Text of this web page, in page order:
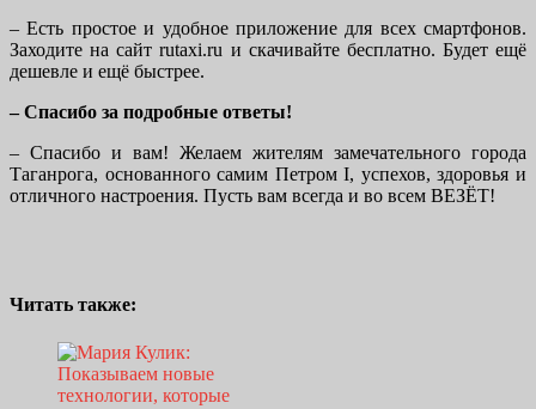
– Есть простое и удобное приложение для всех смартфонов.
Заходите на сайт rutaxi.ru и скачивайте бесплатно. Будет ещё
дешевле и ещё быстрее.
– Спасибо за подробные ответы!
– Спасибо и вам! Желаем жителям замечательного города
Таганрога, основанного самим Петром I, успехов, здоровья и
отличного настроения. Пусть вам всегда и во всем ВЕЗЁТ!
Читать также: